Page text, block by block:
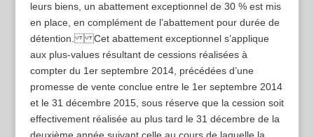
leurs biens, un abattement exceptionnel de 30 % est mis
en place, en complément de l’abattement pour durée de
détention. Cet abattement exceptionnel s’applique
aux plus-values résultant de cessions réalisées à
compter du 1er septembre 2014, précédées d’une
promesse de vente conclue entre le 1er septembre 2014
et le 31 décembre 2015, sous réserve que la cession soit
effectivement réalisée au plus tard le 31 décembre de la